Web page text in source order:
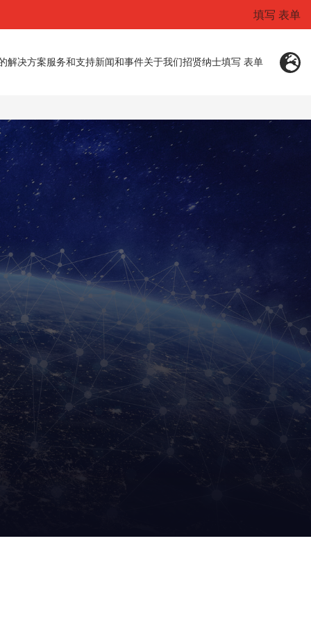
填写 表单
解决方案服务和支持新闻和事件关于我们招贤纳士填写 表单